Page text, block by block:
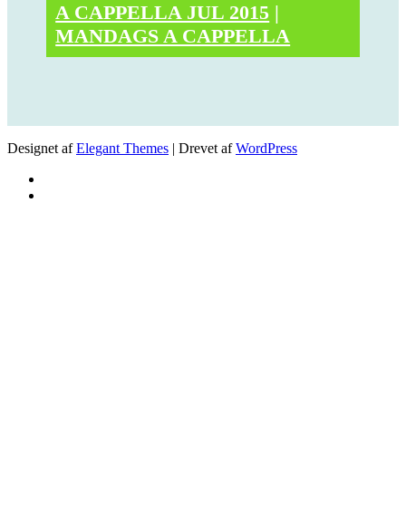
A CAPPELLA JUL 2015 |
MANDAGS A CAPPELLA
Designet afElegant Themes | Drevet afWordPress